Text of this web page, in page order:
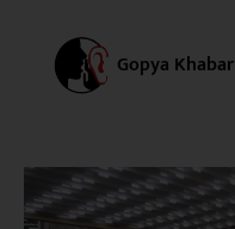
Gopya Khabar